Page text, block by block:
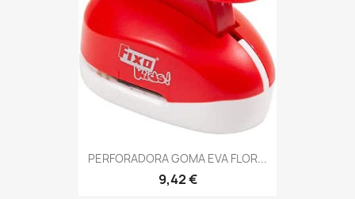
PERFORADORA GOMA EVA FLOR...
9,42 €